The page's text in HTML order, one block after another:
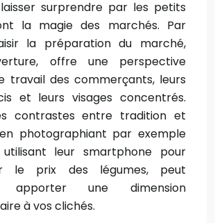
surprendre par les petits
la magie des marchés. Par
la préparation du marché,
offre une perspective
travail des commerçants, leurs
et leurs visages concentrés.
contrastes entre tradition et
photographiant par exemple
leur smartphone pour
le prix des légumes, peut
apporter une dimension
à vos clichés.